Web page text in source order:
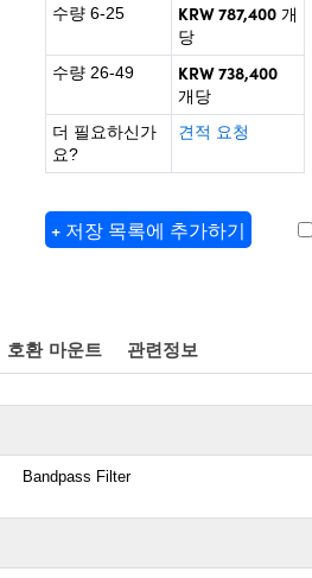
수량 6-25
KRW 787,400 개
당
수량 26-49
KRW 738,400
개당
더 필요하신가
요?
견적 요청
+ 저장 목록에 추가하기
호환 마운트 관련정보
Bandpass Filter